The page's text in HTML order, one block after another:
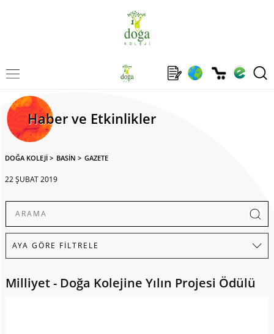
Haber ve Etkinlikler
DOĞA KOLEJİ > BASİN > GAZETE
22 ŞUBAT 2019
Milliyet - Doğa Kolejine Yılın Projesi Ödülü